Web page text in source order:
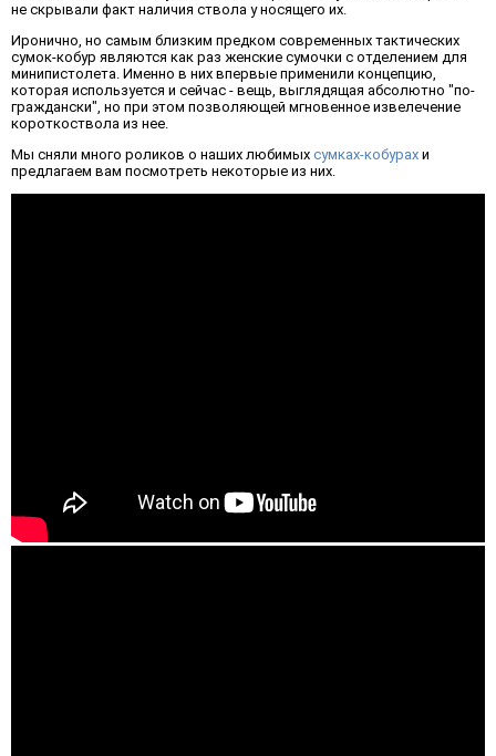
не скрывали факт наличия ствола у носящего их.
Иронично, но самым близким предком современных тактических
сумок-кобур являются как раз женские сумочки с отделением для
минипистолета. Именно в них впервые применили концепцию,
которая используется и сейчас - вещь, выглядящая абсолютно "по-
граждански", но при этом позволяющей мгновенное извелечение
короткоствола из нее.
Мы сняли много роликов о наших любимых сумках-кобурах и
предлагаем вам посмотреть некоторые из них.